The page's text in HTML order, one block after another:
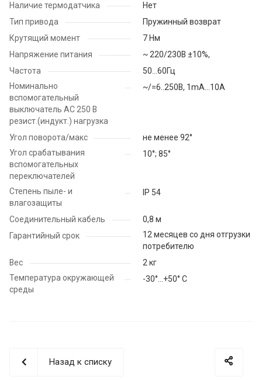
Наличие термодатчика
Нет
Тип привода
Пружинный возврат
Крутящий момент
7 Нм
Напряжение питания
~ 220/230В ±10%,
Частота
50...60Гц
Номинально
вспомогательный
выключатель АС 250 В
резист.(индукт.) нагрузка
~/=6..250В, 1mA…10A
Угол поворота/макс
не менее 92°
Угол срабатывания
вспомогательных
переключателей
10°; 85°
Степень пыле- и
влагозащиты
IP 54
Соединительный кабель
0,8 м
Гарантийный срок
12 месяцев со дня отгрузки
потребителю
Вес
2 кг
Температура окружающей
среды
-30°…+50° C
Назад к списку